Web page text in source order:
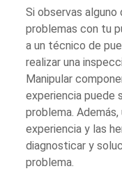
Si observas
problemas con tu
a un técnico de
realizar una
Manipular
experiencia puede
problema.
experiencia y las
diagnosticar y
problema.